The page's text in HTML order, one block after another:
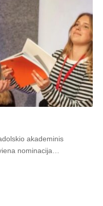
akademinis
nominacija…